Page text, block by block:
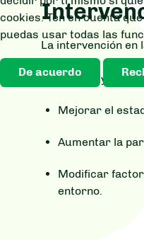
La intervención en
Evaluar y
Mejorar el
Aumentar la
Modificar
entorno.
cookies. Ten en cuenta
puedas usar todas las
De acuerdo